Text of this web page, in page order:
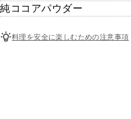
純ココアパウダー
料理を安全に楽しむための注意事項